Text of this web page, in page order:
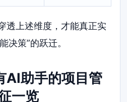
透上述维度，才能真正实
决策”的跃迁。
助手的项目管
一览